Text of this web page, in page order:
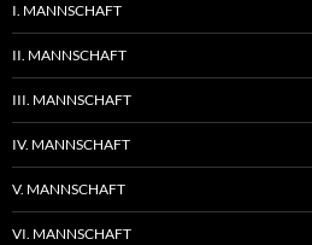
I. MANNSCHAFT
II. MANNSCHAFT
III. MANNSCHAFT
IV. MANNSCHAFT
V. MANNSCHAFT
VI. MANNSCHAFT